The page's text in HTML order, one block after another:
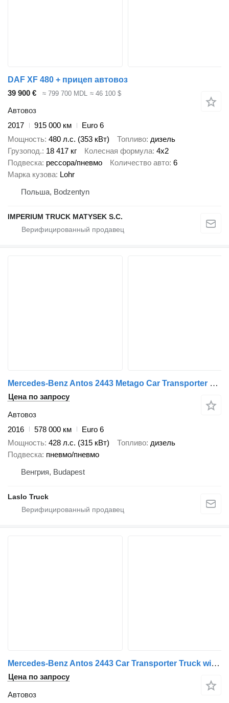
DAF XF 480 + прицеп автовоз
39 900 €
≈ 799 700 MDL ≈ 46 100 $
Автовоз
2017
915 000 км
Euro 6
Мощность 480 л.с. (353 кВт) Топливо дизель
Грузопод. 18 417 кг Колесная формула 4x2
Подвеска рессора/пневмо Количество авто 6
Марка кузова Lohr
Польша, Bodzentyn
IMPERIUM TRUCK MATYSEK S.C.
Mercedes-Benz Antos 2443 Metago Car Transporter Truck with Car Transporter Tr + прицеп автовоз
Цена по запросу
Автовоз
2016
578 000 км
Euro 6
Мощность 428 л.с. (315 кВт) Топливо дизель
Подвеска пневмо/пневмо
Венгрия, Budapest
Laslo Truck
Mercedes-Benz Antos 2443 Car Transporter Truck with Car Transporter Trailer + прицеп автовоз
Цена по запросу
Автовоз